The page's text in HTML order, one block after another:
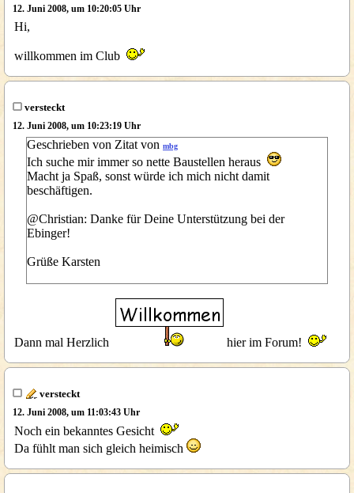
12. Juni 2008, um 10:20:05 Uhr
Hi,
willkommen im Club
versteckt
12. Juni 2008, um 10:23:19 Uhr
Geschrieben von Zitat von mbg
Ich suche mir immer so nette Baustellen heraus
Macht ja Spaß, sonst würde ich mich nicht damit
beschäftigen.
@Christian: Danke für Deine Unterstützung bei der
Ebinger!
Grüße Karsten
Dann mal Herzlich hier im Forum!
versteckt
12. Juni 2008, um 11:03:43 Uhr
Noch ein bekanntes Gesicht
Da fühlt man sich gleich heimisch